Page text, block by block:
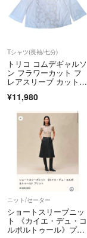
Tシャツ(長袖/七分)
トリコ コムデギャルソ
ン フラワーカット フ
レアスリーブ カットソ
¥11,980
ニット/セーター
ショートスリーブニッ
ト 《カイエ・デュ・コ
ルポルトゥール》プリ